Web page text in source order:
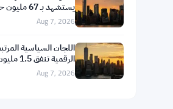
إيثريوم تواجه أزمة